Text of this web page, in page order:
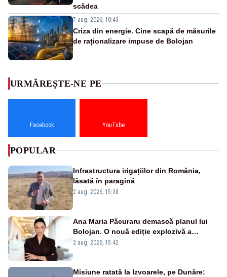
scădea
7 aug. 2026, 10:43
Criza din energie. Cine scapă de măsurile
de raționalizare impuse de Bolojan
URMĂREȘTE-NE PE
Facebook YouTube
POPULAR
Infrastructura irigațiilor din România,
lăsată în paragină
2 aug. 2026, 15:38
Ana Maria Păcuraru demască planul lui
Bolojan. O nouă ediție explozivă a
emisiunii „Miza Zilei” la Realitatea PLUS
2 aug. 2026, 15:42
Misiune ratată la Izvoarele, pe Dunăre: